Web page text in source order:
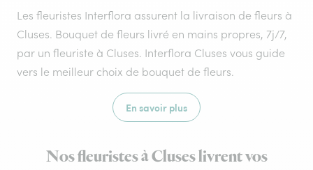
Les fleuristes Interflora assurent la livraison de fleurs à
Cluses. Bouquet de fleurs livré en mains propres, 7j/7,
par un fleuriste à Cluses. Interflora Cluses vous guide
vers le meilleur choix de bouquet de fleurs.
En savoir plus
Nos fleuristes à Cluses livrent vos